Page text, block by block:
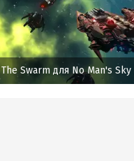
Swarm для No Man's Sky